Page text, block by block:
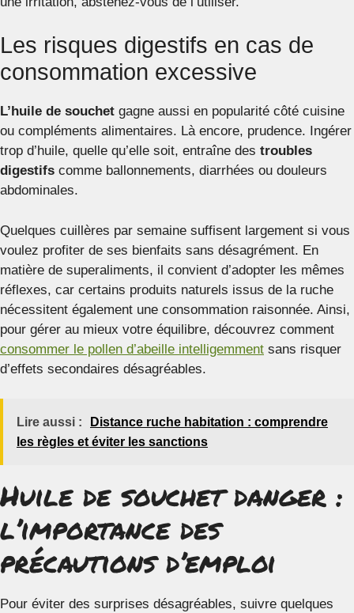
Les risques digestifs en cas de
consommation excessive
L’huile de souchet gagne aussi en popularité côté cuisine
ou compléments alimentaires. Là encore, prudence. Ingérer
trop d’huile, quelle qu’elle soit, entraîne des troubles
digestifs comme ballonnements, diarrhées ou douleurs
abdominales.
Quelques cuillères par semaine suffisent largement si vous
voulez profiter de ses bienfaits sans désagrément. En
matière de superaliments, il convient d’adopter les mêmes
réflexes, car certains produits naturels issus de la ruche
nécessitent également une consommation raisonnée. Ainsi,
pour gérer au mieux votre équilibre, découvrez comment
consommer le pollen d’abeille intelligemment sans risquer
d’effets secondaires désagréables.
Lire aussi :
Distance ruche habitation : comprendre
les règles et éviter les sanctions
Huile de souchet danger :
l’importance des
précautions d’emploi
Pour éviter des surprises désagréables, suivre quelques